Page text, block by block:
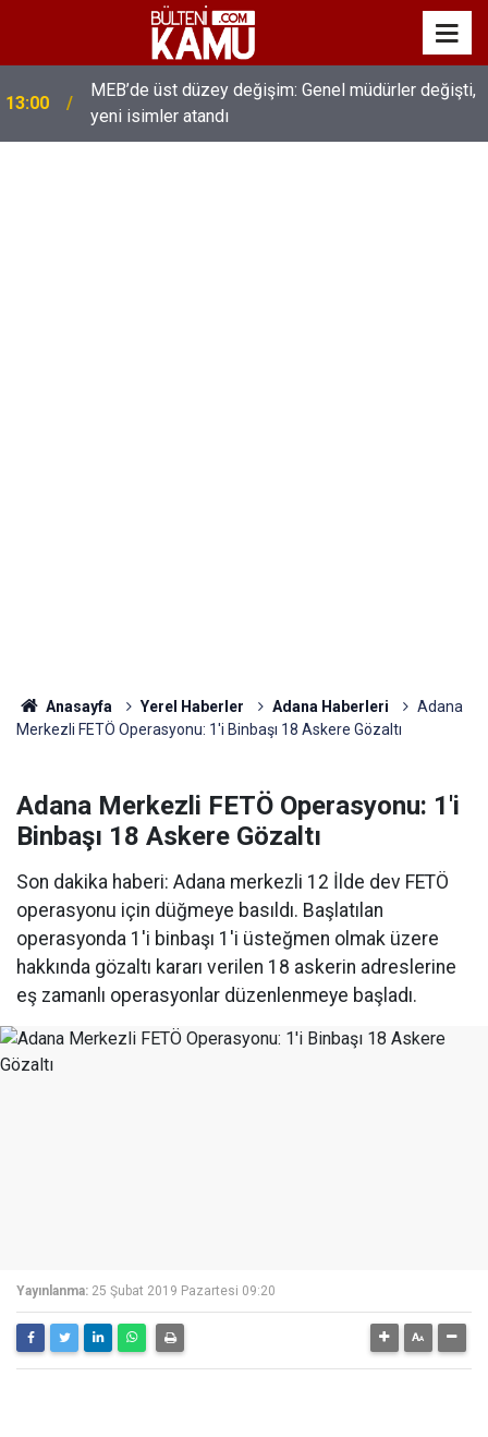
13:00
MEB’de üst düzey değişim: Genel müdürler değişti,
yeni isimler atandı
Anasayfa Yerel Haberler Adana Haberleri
Adana
Merkezli FETÖ Operasyonu: 1'i Binbaşı 18 Askere Gözaltı
Adana Merkezli FETÖ Operasyonu: 1'i
Binbaşı 18 Askere Gözaltı
Son dakika haberi: Adana merkezli 12 İlde dev FETÖ
operasyonu için düğmeye basıldı. Başlatılan
operasyonda 1'i binbaşı 1'i üsteğmen olmak üzere
hakkında gözaltı kararı verilen 18 askerin adreslerine
eş zamanlı operasyonlar düzenlenmeye başladı.
Yayınlanma: 25 Şubat 2019 Pazartesi 09:20